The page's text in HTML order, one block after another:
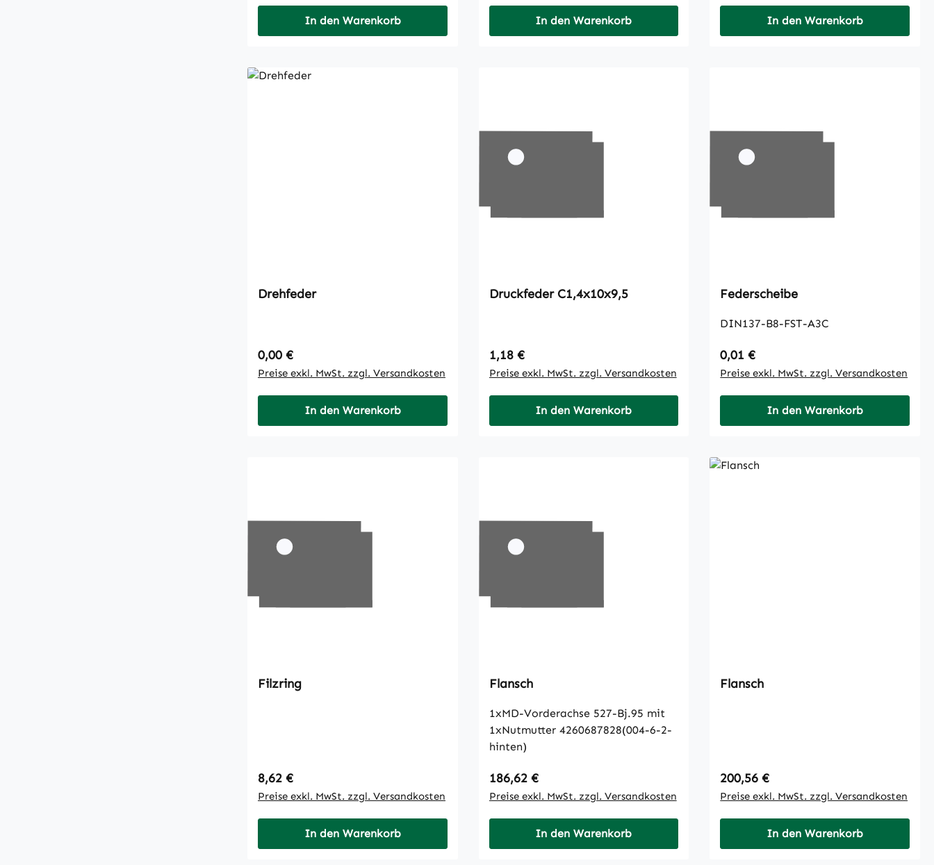
In den Warenkorb In den Warenkorb In den Warenkorb
Drehfeder
Regulärer Preis:
0,00 €
Preise exkl. MwSt. zzgl. Versandkosten
In den Warenkorb
Druckfeder C1,4x10x9,5
Regulärer Preis:
1,18 €
Preise exkl. MwSt. zzgl. Versandkosten
In den Warenkorb
Federscheibe
DIN137-B8-FST-A3C
Regulärer Preis:
0,01 €
Preise exkl. MwSt. zzgl. Versandkosten
In den Warenkorb
Filzring
Regulärer Preis:
8,62 €
Preise exkl. MwSt. zzgl. Versandkosten
In den Warenkorb
Flansch
1xMD-Vorderachse 527-Bj.95 mit
1xNutmutter 4260687828(004-6-2-
hinten)
Regulärer Preis:
186,62 €
Preise exkl. MwSt. zzgl. Versandkosten
In den Warenkorb
Flansch
Regulärer Preis:
200,56 €
Preise exkl. MwSt. zzgl. Versandkosten
In den Warenkorb